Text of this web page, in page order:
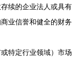
续的企业法人或具有
业信誉和健全的财务
特定行业领域）市场